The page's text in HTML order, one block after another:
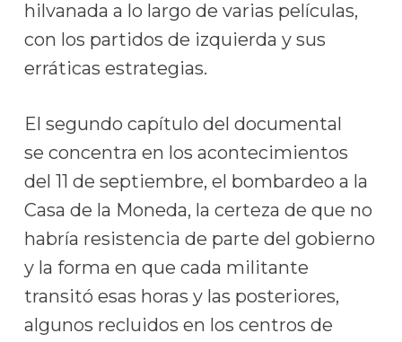
hilvanada a lo largo de varias películas,
con los partidos de izquierda y sus
erráticas estrategias.
El segundo capítulo del documental
se concentra en los acontecimientos
del 11 de septiembre, el bombardeo a la
Casa de la Moneda, la certeza de que no
habría resistencia de parte del gobierno
y la forma en que cada militante
transitó esas horas y las posteriores,
algunos recluidos en los centros de